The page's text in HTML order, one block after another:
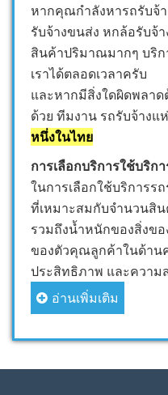
หากคุณกำลังหารถรับจ้า
รับจ้างขนส่ง หกล้อรับจ้
สินค้าปริมาณมากๆ บริก
เราได้ตลอดเวลาครับ
และหากมีสิ่งใดผิดพลา
ด้วย ทีมงาน รถรับจ้างแ
หนึ่งในไทย
การเลือกบริการใช้บริก
ในการเลือกใช้บริการร
ที่เหมาะสมกับจำนวนสิ
รวมถึงน้ำหนักของสิ่งข
ของตัวคุณลูกค้าในด้าน
ประสิทธิภาพ และควา
อ่านเพิ่มเติม